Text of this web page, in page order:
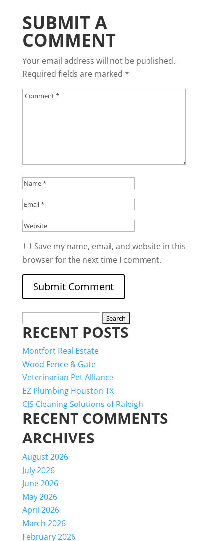
SUBMIT A
COMMENT
Your email address will not be published.
Required fields are marked *
Save my name, email, and website in this
browser for the next time I comment.
for:
RECENT POSTS
Montfort Real Estate
Wood Fence & Gate
Veterinarian Pet Alliance
EZ Plumbing Houston TX
CJS Cleaning Solutions of Raleigh
RECENT COMMENTS
ARCHIVES
August 2026
July 2026
June 2026
May 2026
April 2026
March 2026
February 2026